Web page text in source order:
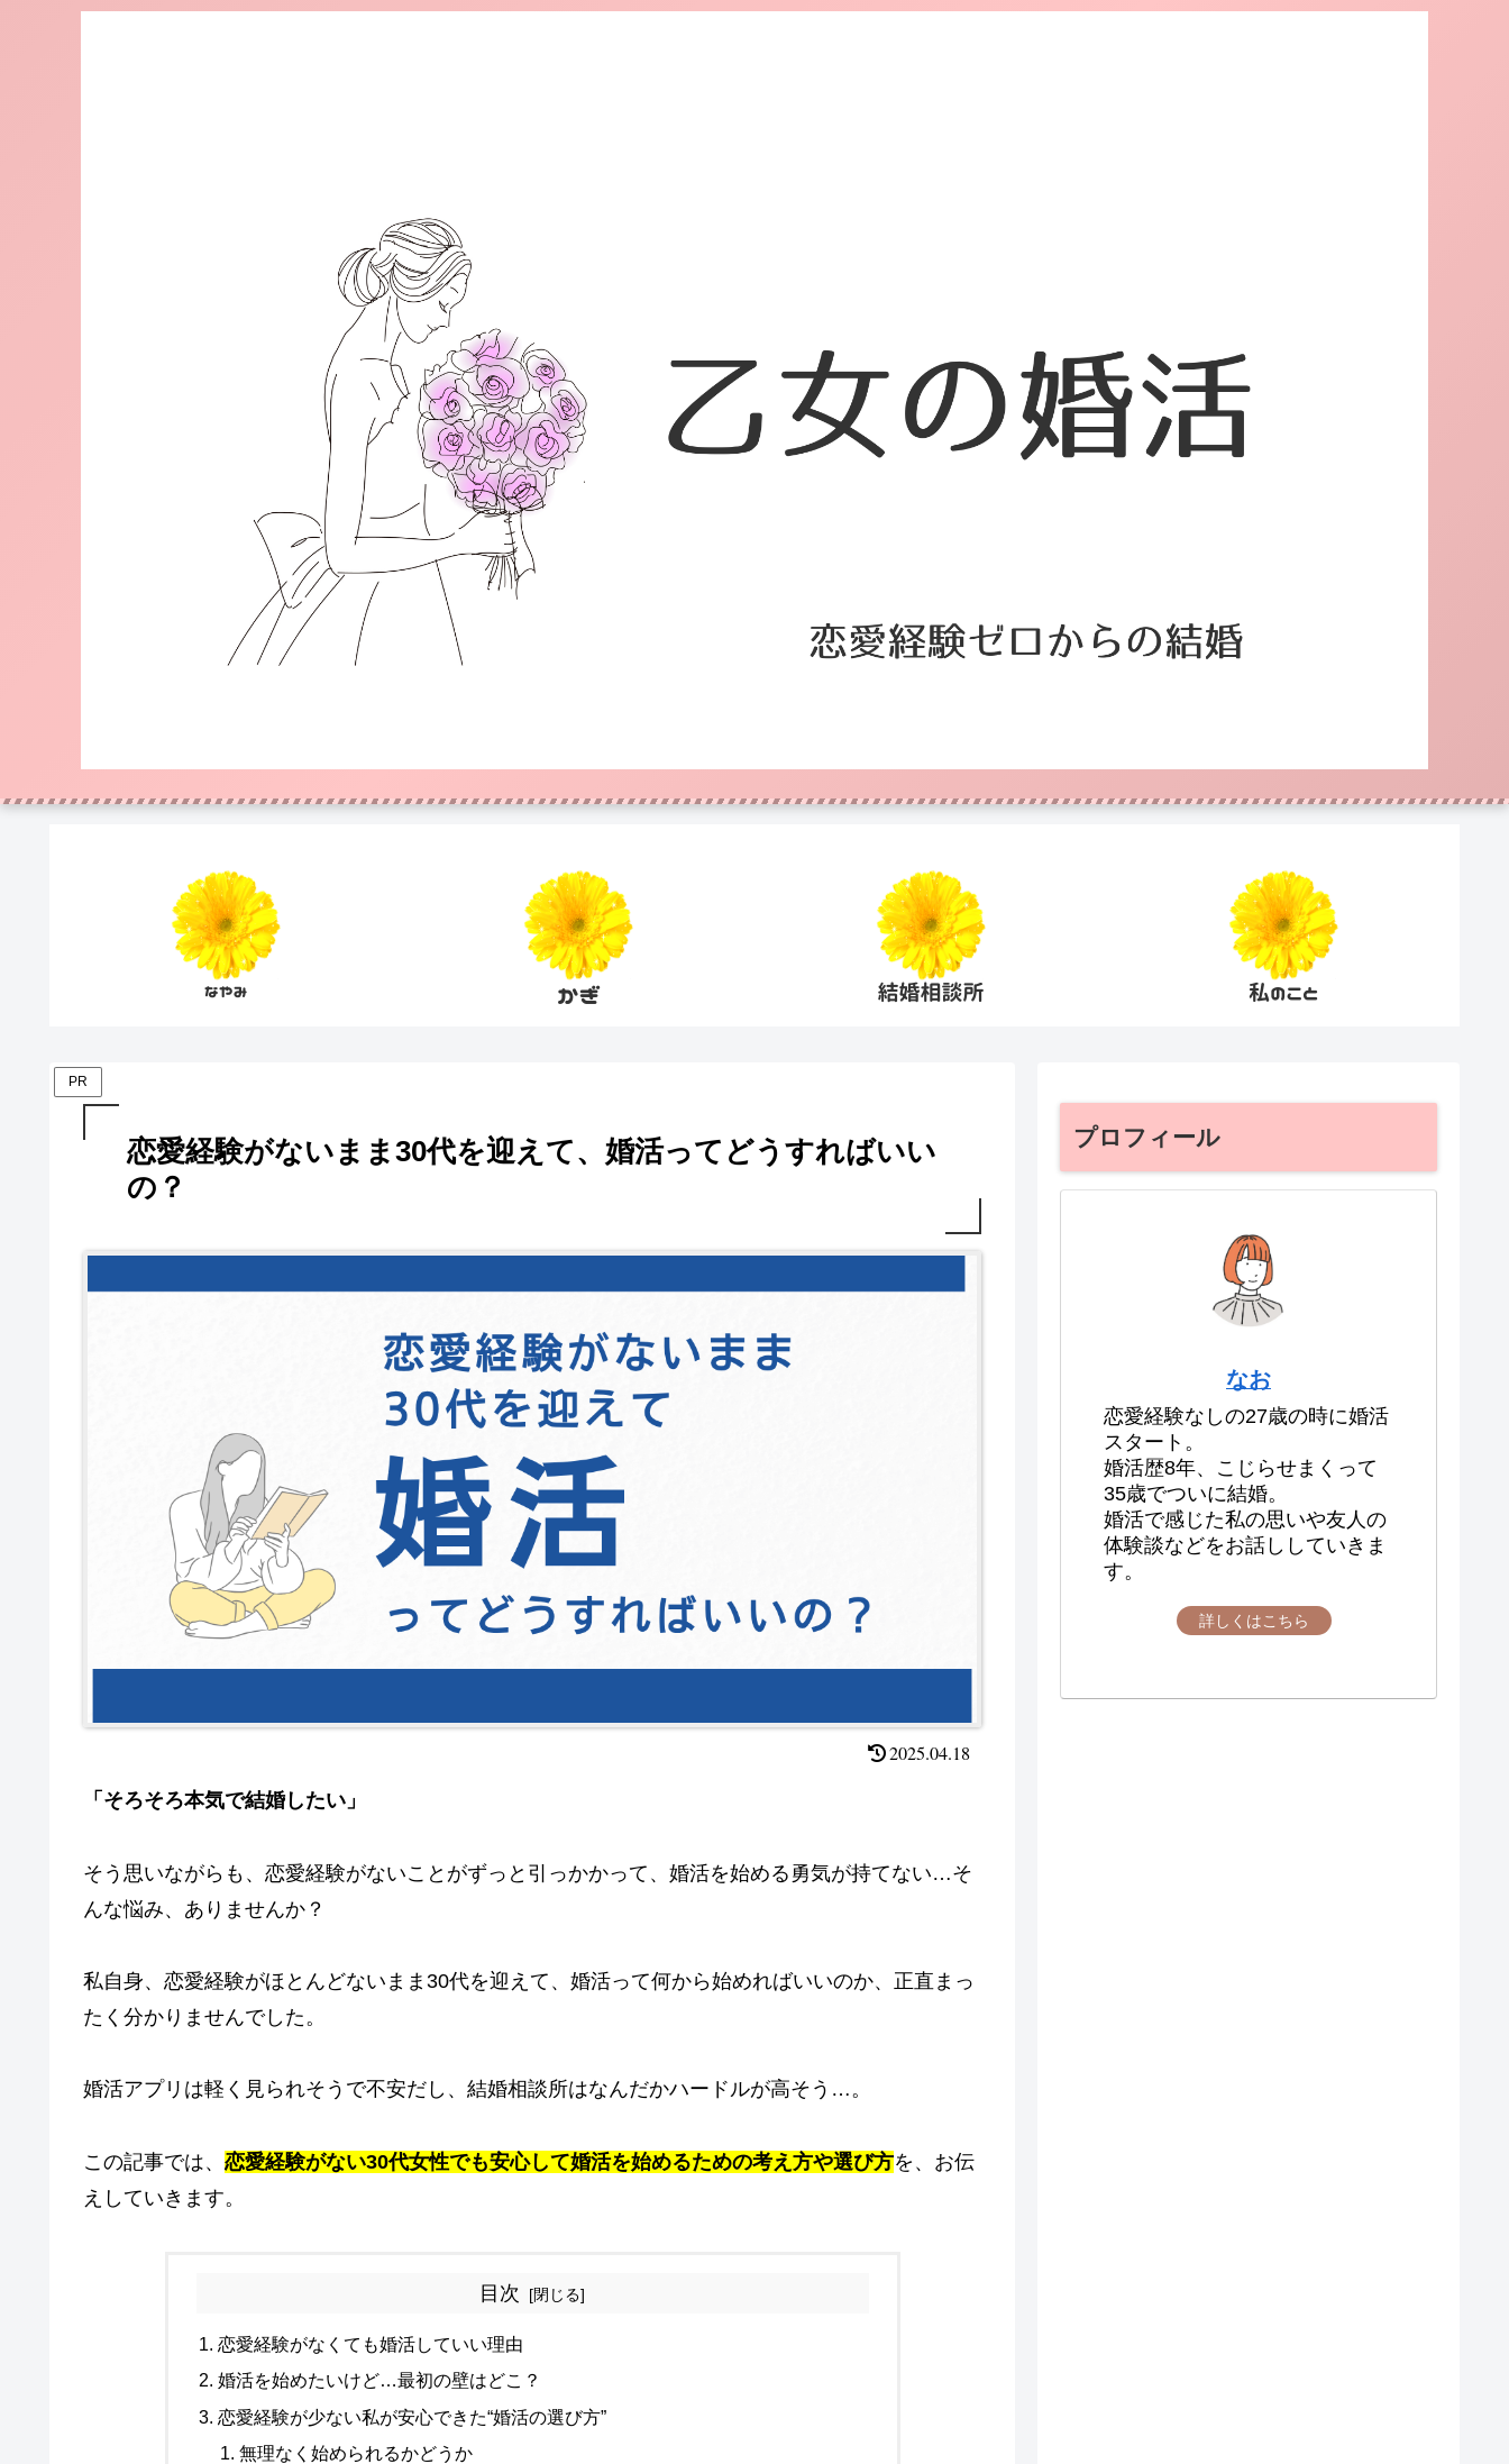
PR
恋愛経験がないまま30代を迎えて、婚活ってどうすればいい
の？
2025.04.18
「そろそろ本気で結婚したい」
そう思いながらも、恋愛経験がないことがずっと引っかかって、婚活を始める勇気が持てない…そ
んな悩み、ありませんか？
私自身、恋愛経験がほとんどないまま30代を迎えて、婚活って何から始めればいいのか、正直まっ
たく分かりませんでした。
婚活アプリは軽く見られそうで不安だし、結婚相談所はなんだかハードルが高そう…。
この記事では、 恋愛経験がない30代女性でも安心して婚活を始めるための考え方や選び方を、お伝
えしていきます。
目次
恋愛経験がなくても婚活していい理由
婚活を始めたいけど…最初の壁はどこ？
恋愛経験が少ない私が安心できた“婚活の選び方”
無理なく始められるかどうか
プロフィール
なお
恋愛経験なしの27歳の時に婚活
スタート。
婚活歴8年、こじらせまくって
35歳でついに結婚。
婚活で感じた私の思いや友人の
体験談などをお話ししていきま
す。
詳しくはこちら